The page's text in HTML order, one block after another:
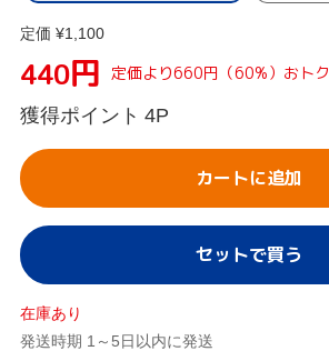
定価 ¥1,100
440円 定価より660円（60%）おトク
獲得ポイント 4P
カートに追加
セットで買う
在庫あり
発送時期 1～5日以内に発送